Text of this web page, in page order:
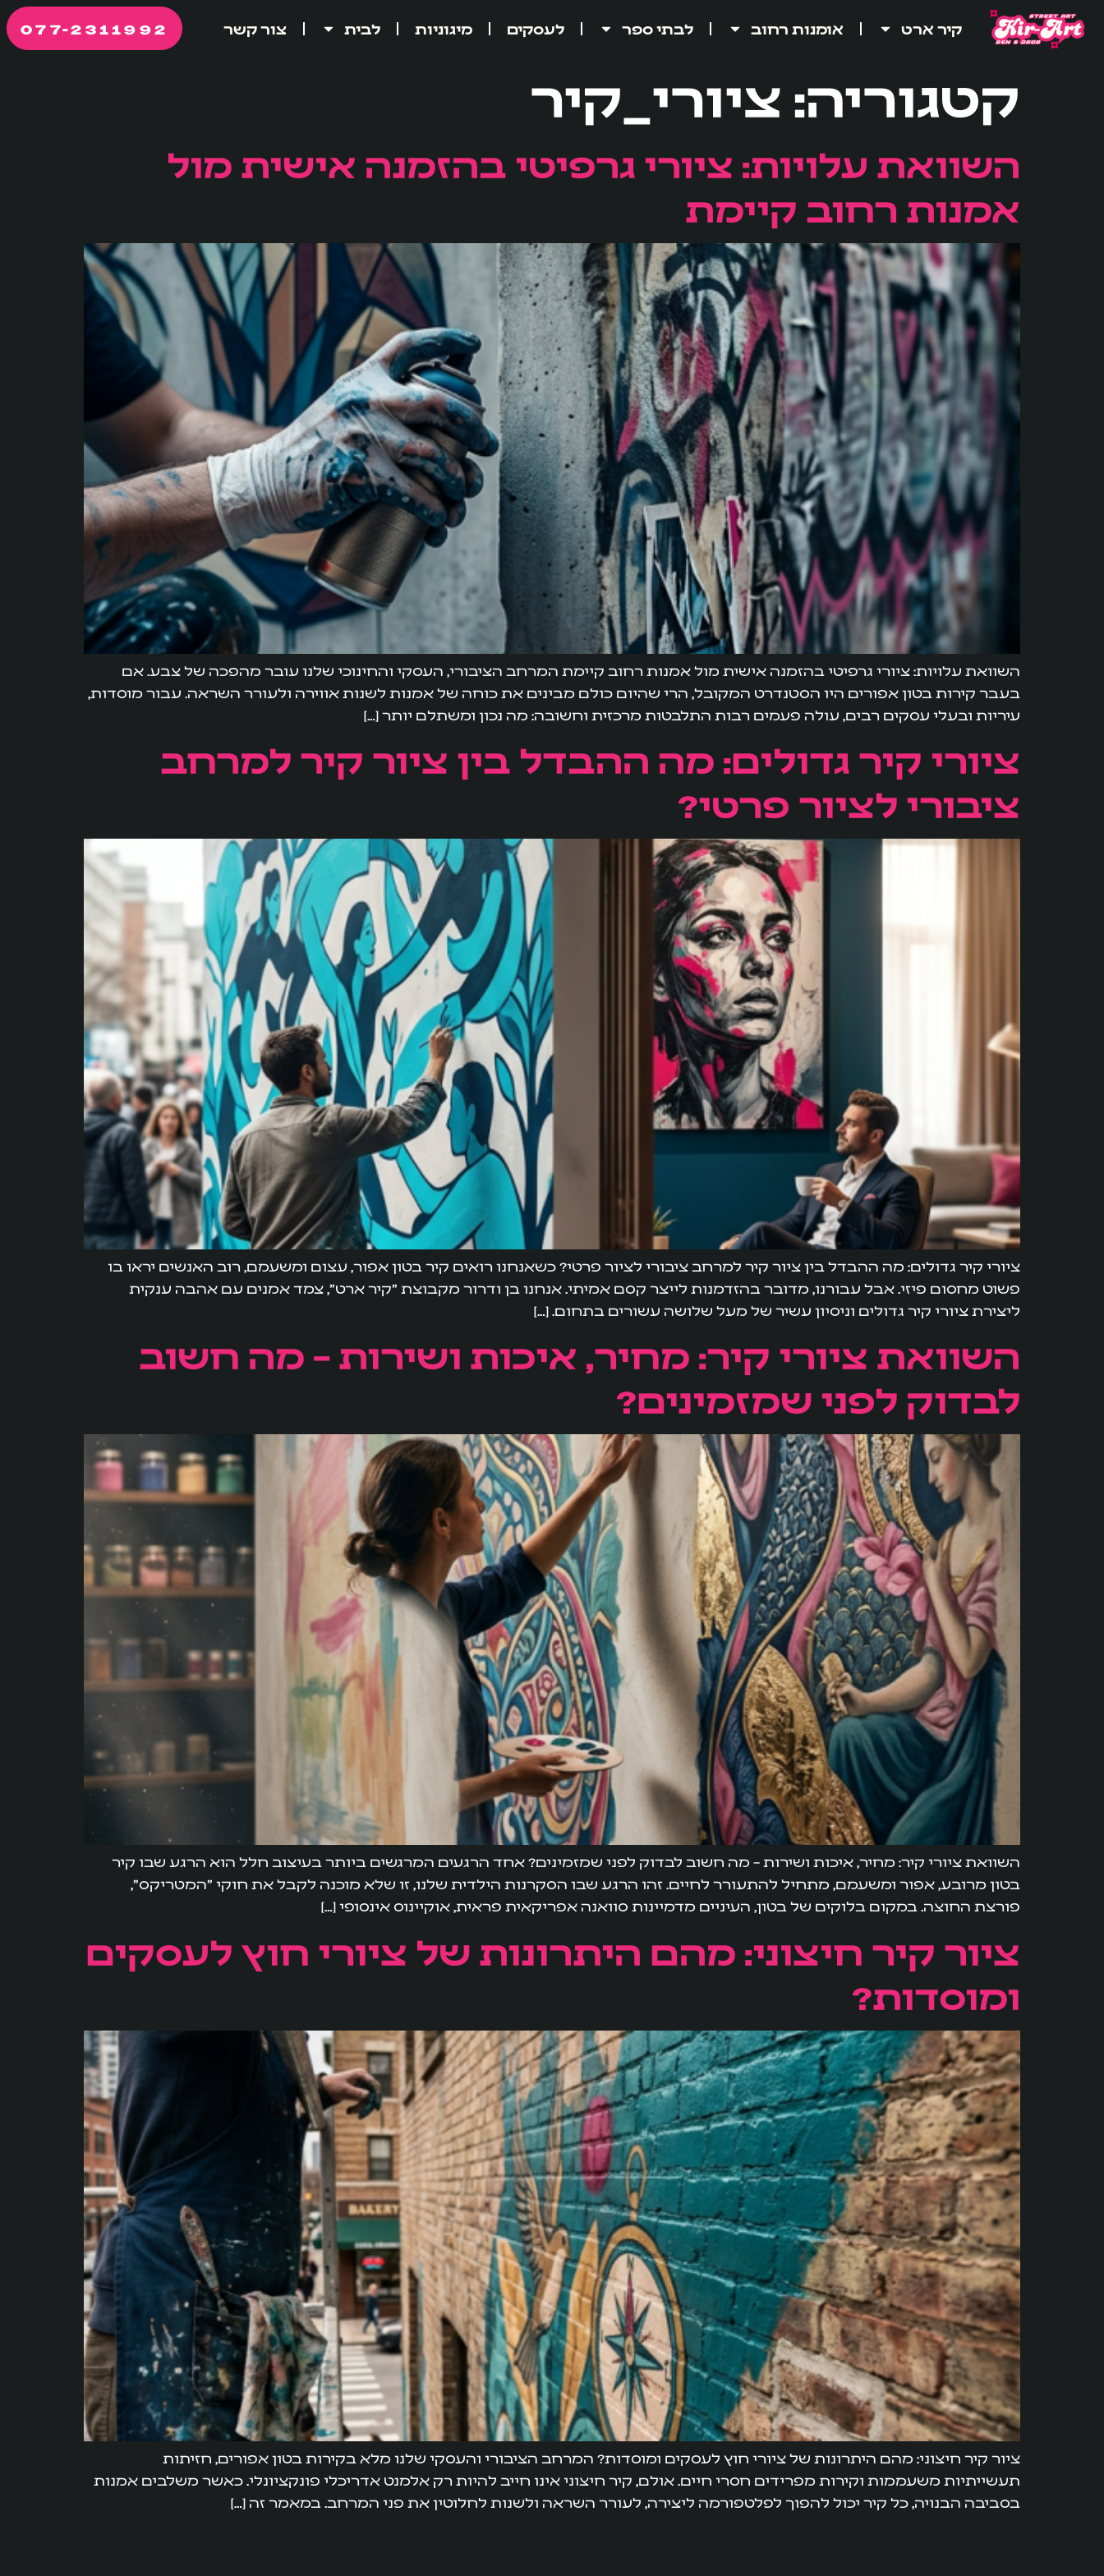
לתוכן
קיר ארט
אומנות רחוב לבתי ספר לעסקים מיגוניות לבית צור קשר 077-2311992
קטגוריה: ציורי_קיר
השוואת עלויות: ציורי גרפיטי בהזמנה אישית מול
אמנות רחוב קיימת
השוואת עלויות: ציורי גרפיטי בהזמנה אישית מול אמנות רחוב קיימת המרחב הציבורי, העסקי והחינוכי שלנו עובר מהפכה של צבע. אם
בעבר קירות בטון אפורים היו הסטנדרט המקובל, הרי שהיום כולם מבינים את כוחה של אמנות לשנות אווירה ולעורר השראה. עבור מוסדות,
עיריות ובעלי עסקים רבים, עולה פעמים רבות התלבטות מרכזית וחשובה: מה נכון ומשתלם יותר […]
ציורי קיר גדולים: מה ההבדל בין ציור קיר למרחב
ציבורי לציור פרטי?
ציורי קיר גדולים: מה ההבדל בין ציור קיר למרחב ציבורי לציור פרטי? כשאנחנו רואים קיר בטון אפור, עצום ומשעמם, רוב האנשים יראו בו
פשוט מחסום פיזי. אבל עבורנו, מדובר בהזדמנות לייצר קסם אמיתי. אנחנו בן ודרור מקבוצת "קיר ארט", צמד אמנים עם אהבה ענקית
ליצירת ציורי קיר גדולים וניסיון עשיר של מעל שלושה עשורים בתחום. […]
השוואת ציורי קיר: מחיר, איכות ושירות – מה חשוב
לבדוק לפני שמזמינים?
השוואת ציורי קיר: מחיר, איכות ושירות – מה חשוב לבדוק לפני שמזמינים? אחד הרגעים המרגשים ביותר בעיצוב חלל הוא הרגע שבו קיר
בטון מרובע, אפור ומשעמם, מתחיל להתעורר לחיים. זהו הרגע שבו הסקרנות הילדית שלנו, זו שלא מוכנה לקבל את חוקי "המטריקס",
פורצת החוצה. במקום בלוקים של בטון, העיניים מדמיינות סוואנה אפריקאית פראית, אוקיינוס אינסופי […]
ציור קיר חיצוני: מהם היתרונות של ציורי חוץ לעסקים
ומוסדות?
ציור קיר חיצוני: מהם היתרונות של ציורי חוץ לעסקים ומוסדות? המרחב הציבורי והעסקי שלנו מלא בקירות בטון אפורים, חזיתות
תעשייתיות משעממות וקירות מפרידים חסרי חיים. אולם, קיר חיצוני אינו חייב להיות רק אלמנט אדריכלי פונקציונלי. כאשר משלבים אמנות
בסביבה הבנויה, כל קיר יכול להפוך לפלטפורמה ליצירה, לעורר השראה ולשנות לחלוטין את פני המרחב. במאמר זה […]